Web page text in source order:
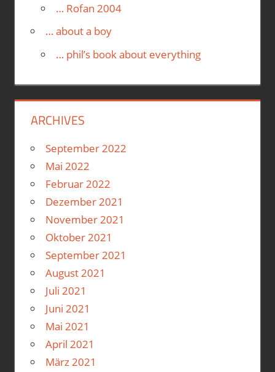
… Rofan 2004
… about a boy
… phil’s book about everything
ARCHIVES
September 2022
Mai 2022
Februar 2022
Dezember 2021
November 2021
Oktober 2021
September 2021
August 2021
Juli 2021
Juni 2021
Mai 2021
April 2021
März 2021